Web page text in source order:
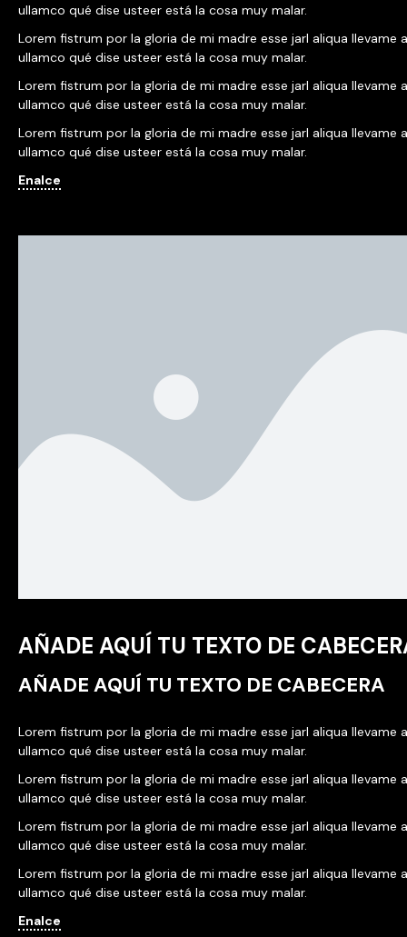
ullamco qué dise usteer está la cosa muy malar.
Lorem fistrum por la gloria de mi madre esse jarl aliqua llevame
ullamco qué dise usteer está la cosa muy malar.
Lorem fistrum por la gloria de mi madre esse jarl aliqua llevame
ullamco qué dise usteer está la cosa muy malar.
Lorem fistrum por la gloria de mi madre esse jarl aliqua llevame
ullamco qué dise usteer está la cosa muy malar.
Enalce
AÑADE AQUÍ TU TEXTO DE
AÑADE AQUÍ TU TEXTO DE CABECERA
Lorem fistrum por la gloria de mi madre esse jarl aliqua llevame
ullamco qué dise usteer está la cosa muy malar.
Lorem fistrum por la gloria de mi madre esse jarl aliqua llevame
ullamco qué dise usteer está la cosa muy malar.
Lorem fistrum por la gloria de mi madre esse jarl aliqua llevame
ullamco qué dise usteer está la cosa muy malar.
Lorem fistrum por la gloria de mi madre esse jarl aliqua llevame
ullamco qué dise usteer está la cosa muy malar.
Enalce